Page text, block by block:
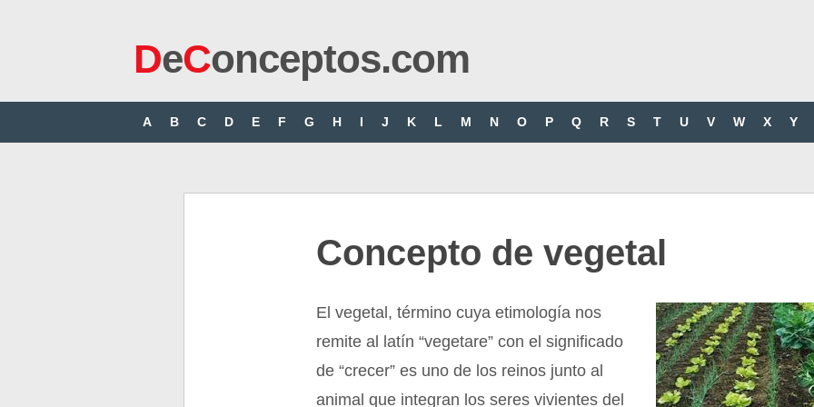
DeConceptos.com
A B C D E F G H I J K L M N O P Q R S T U V W X Y
Concepto de vegetal
El vegetal, término cuya etimología nos
remite al latín “vegetare” con el significado
de “crecer” es uno de los reinos junto al
animal que integran los seres vivientes del